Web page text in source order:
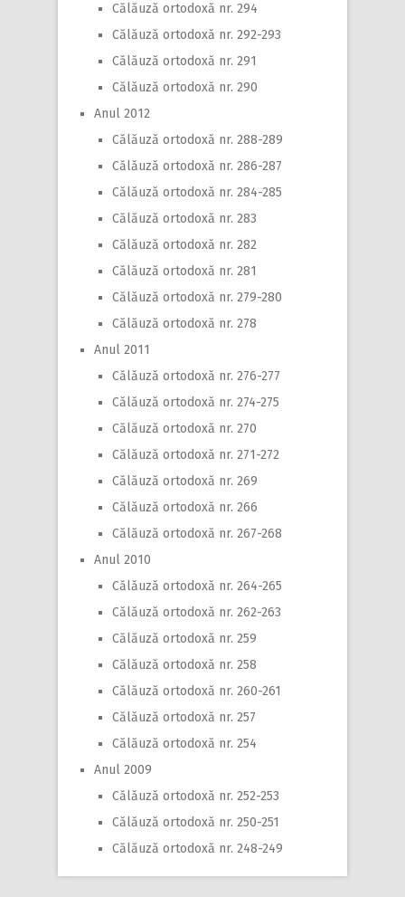
Călăuză ortodoxă nr. 294
Călăuză ortodoxă nr. 292-293
Călăuză ortodoxă nr. 291
Călăuză ortodoxă nr. 290
Anul 2012
Călăuză ortodoxă nr. 288-289
Călăuză ortodoxă nr. 286-287
Călăuză ortodoxă nr. 284-285
Călăuză ortodoxă nr. 283
Călăuză ortodoxă nr. 282
Călăuză ortodoxă nr. 281
Călăuză ortodoxă nr. 279-280
Călăuză ortodoxă nr. 278
Anul 2011
Călăuză ortodoxă nr. 276-277
Călăuză ortodoxă nr. 274-275
Călăuză ortodoxă nr. 270
Călăuză ortodoxă nr. 271-272
Călăuză ortodoxă nr. 269
Călăuză ortodoxă nr. 266
Călăuză ortodoxă nr. 267-268
Anul 2010
Călăuză ortodoxă nr. 264-265
Călăuză ortodoxă nr. 262-263
Călăuză ortodoxă nr. 259
Călăuză ortodoxă nr. 258
Călăuză ortodoxă nr. 260-261
Călăuză ortodoxă nr. 257
Călăuză ortodoxă nr. 254
Anul 2009
Călăuză ortodoxă nr. 252-253
Călăuză ortodoxă nr. 250-251
Călăuză ortodoxă nr. 248-249